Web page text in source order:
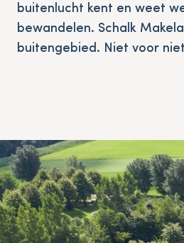
buitenlucht kent en weet
bewandelen. Schalk
buitengebied. Niet voor